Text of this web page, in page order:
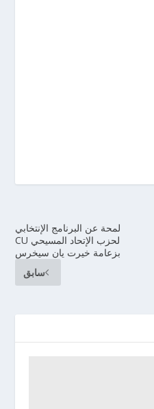
لمحة عن البرنامج الإنتخابي
لحزب الإتحاد المسيحي CU
بزعامة خيرت يان سيخرس
سابق